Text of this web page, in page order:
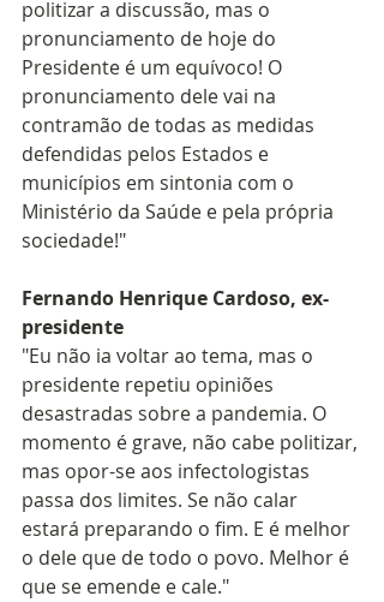
politizar a discussão, mas o
pronunciamento de hoje do
Presidente é um equívoco! O
pronunciamento dele vai na
contramão de todas as medidas
defendidas pelos Estados e
municípios em sintonia com o
Ministério da Saúde e pela própria
sociedade!"
Fernando Henrique Cardoso, ex-
presidente
"Eu não ia voltar ao tema, mas o
presidente repetiu opiniões
desastradas sobre a pandemia. O
momento é grave, não cabe politizar,
mas opor-se aos infectologistas
passa dos limites. Se não calar
estará preparando o fim. E é melhor
o dele que de todo o povo. Melhor é
que se emende e cale."